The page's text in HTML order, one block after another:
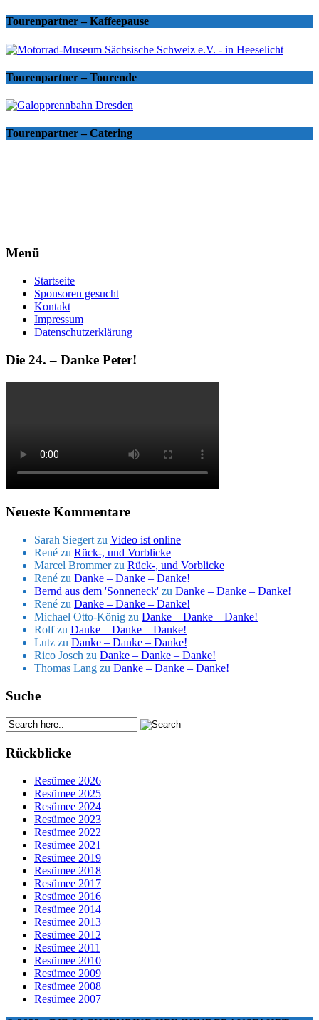
Tourenpartner – Kaffeepause
Tourenpartner – Tourende
Tourenpartner – Catering
Menü
Startseite
Sponsoren gesucht
Kontakt
Impressum
Datenschutzerklärung
Die 24. – Danke Peter!
Neueste Kommentare
Sarah Siegert zu Video ist online
René zu Rück-, und Vorblicke
Marcel Brommerzu Rück-, und Vorblicke
René zu Danke – Danke – Danke!
Bernd aus dem 'Sonneneck' zu Danke – Danke – Danke!
René zu Danke – Danke – Danke!
Michael Otto-König zu Danke – Danke – Danke!
Rolfzu Danke – Danke – Danke!
Lutz zu Danke – Danke – Danke!
Rico Josch zu Danke – Danke – Danke!
Thomas Lang zu Danke – Danke – Danke!
Suche
Rückblicke
Resümee 2026
Resümee 2025
Resümee 2024
Resümee 2023
Resümee 2022
Resümee 2021
Resümee 2019
Resümee 2018
Resümee 2017
Resümee 2016
Resümee 2014
Resümee 2013
Resümee 2012
Resümee 2011
Resümee 2010
Resümee 2009
Resümee 2008
Resümee 2007